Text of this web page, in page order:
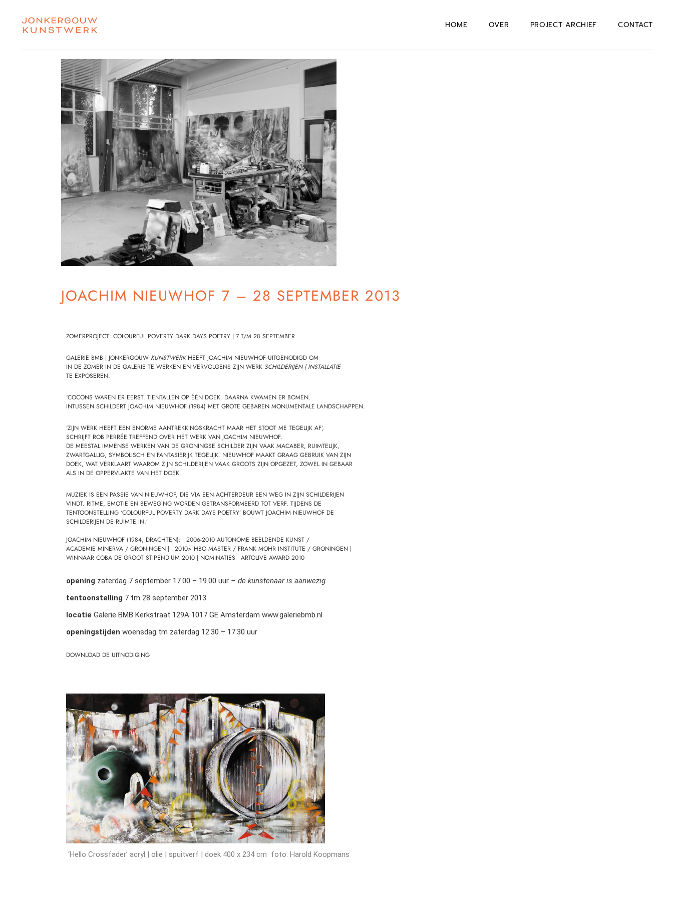
HOME OVER PROJECT ARCHIEF CONTACT
JOACHIM NIEUWHOF 7 – 28 SEPTEMBER 2013
ZOMERPROJECT: COLOURFUL POVERTY DARK DAYS POETRY | 7 T/M 28 SEPTEMBER
GALERIE BMB | JONKERGOUW KUNSTWERKHEEFT JOACHIM NIEUWHOF UITGENODIGD OM
IN DE ZOMER IN DE GALERIE TE WERKEN EN VERVOLGENS ZIJN WERK SCHILDERIJEN | INSTALLATIE
TE EXPOSEREN.
‘COCONS WAREN ER EERST. TIENTALLEN OP ÉÉN DOEK. DAARNA KWAMEN ER BOMEN.
INTUSSEN SCHILDERT JOACHIM NIEUWHOF (1984) MET GROTE GEBAREN MONUMENTALE LANDSCHAPPEN.
‘ZIJN WERK HEEFT EEN ENORME AANTREKKINGSKRACHT MAAR HET STOOT ME TEGELIJK AF’,
SCHRIJFT ROB PERRÉE TREFFEND OVER HET WERK VAN JOACHIM NIEUWHOF.
DE MEESTAL IMMENSE WERKEN VAN DE GRONINGSE SCHILDER ZIJN VAAK MACABER, RUIMTELIJK,
ZWARTGALLIG, SYMBOLISCH EN FANTASIERIJK TEGELIJK. NIEUWHOF MAAKT GRAAG GEBRUIK VAN ZIJN
DOEK, WAT VERKLAART WAAROM ZIJN SCHILDERIJEN VAAK GROOTS ZIJN OPGEZET, ZOWEL IN GEBAAR
ALS IN DE OPPERVLAKTE VAN HET DOEK.
MUZIEK IS EEN PASSIE VAN NIEUWHOF, DIE VIA EEN ACHTERDEUR EEN WEG IN ZIJN SCHILDERIJEN
VINDT. RITME, EMOTIE EN BEWEGING WORDEN GETRANSFORMEERD TOT VERF. TIJDENS DE
TENTOONSTELLING ‘COLOURFUL POVERTY DARK DAYS POETRY’ BOUWT JOACHIM NIEUWHOF DE
SCHILDERIJEN DE RUIMTE IN.’
JOACHIM NIEUWHOF (1984, DRACHTEN): 2006-2010 AUTONOME BEELDENDE KUNST /
ACADEMIE MINERVA / GRONINGEN | 2010> HBO MASTER / FRANK MOHR INSTITUTE / GRONINGEN |
WINNAAR COBA DE GROOT STIPENDIUM 2010 | NOMINATIES ARTOLIVE AWARD 2010
opening zaterdag 7 september 17.00 – 19.00 uur – de kunstenaar is aanwezig
tentoonstelling 7 tm 28 september 2013
locatie Galerie BMB Kerkstraat 129A 1017 GE Amsterdam www.galeriebmb.nl
openingstijden woensdag tm zaterdag 12.30 – 17.30 uur
DOWNLOAD DE UITNODIGING
‘Hello Crossfader’ acryl | olie | spuitverf | doek 400 x 234 cm foto: Harold Koopmans